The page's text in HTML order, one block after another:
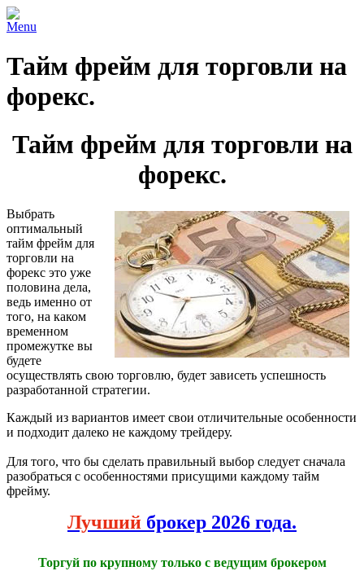
Menu
Тайм фрейм для торговли на
форекс.
Тайм фрейм для торговли на
форекс.
Выбрать
оптимальный
тайм фрейм для
торговли на
форекс это уже
половина дела,
ведь именно от
того, на каком
временном
промежутке вы
будете
осуществлять свою торговлю, будет зависеть успешность
разработанной стратегии.
Каждый из вариантов имеет свои отличительные особенности
и подходит далеко не каждому трейдеру.
Для того, что бы сделать правильный выбор следует сначала
разобраться с особенностями присущими каждому тайм
фрейму.
Лучший брокер 2026 года.
Торгуй по крупному только с ведущим брокером